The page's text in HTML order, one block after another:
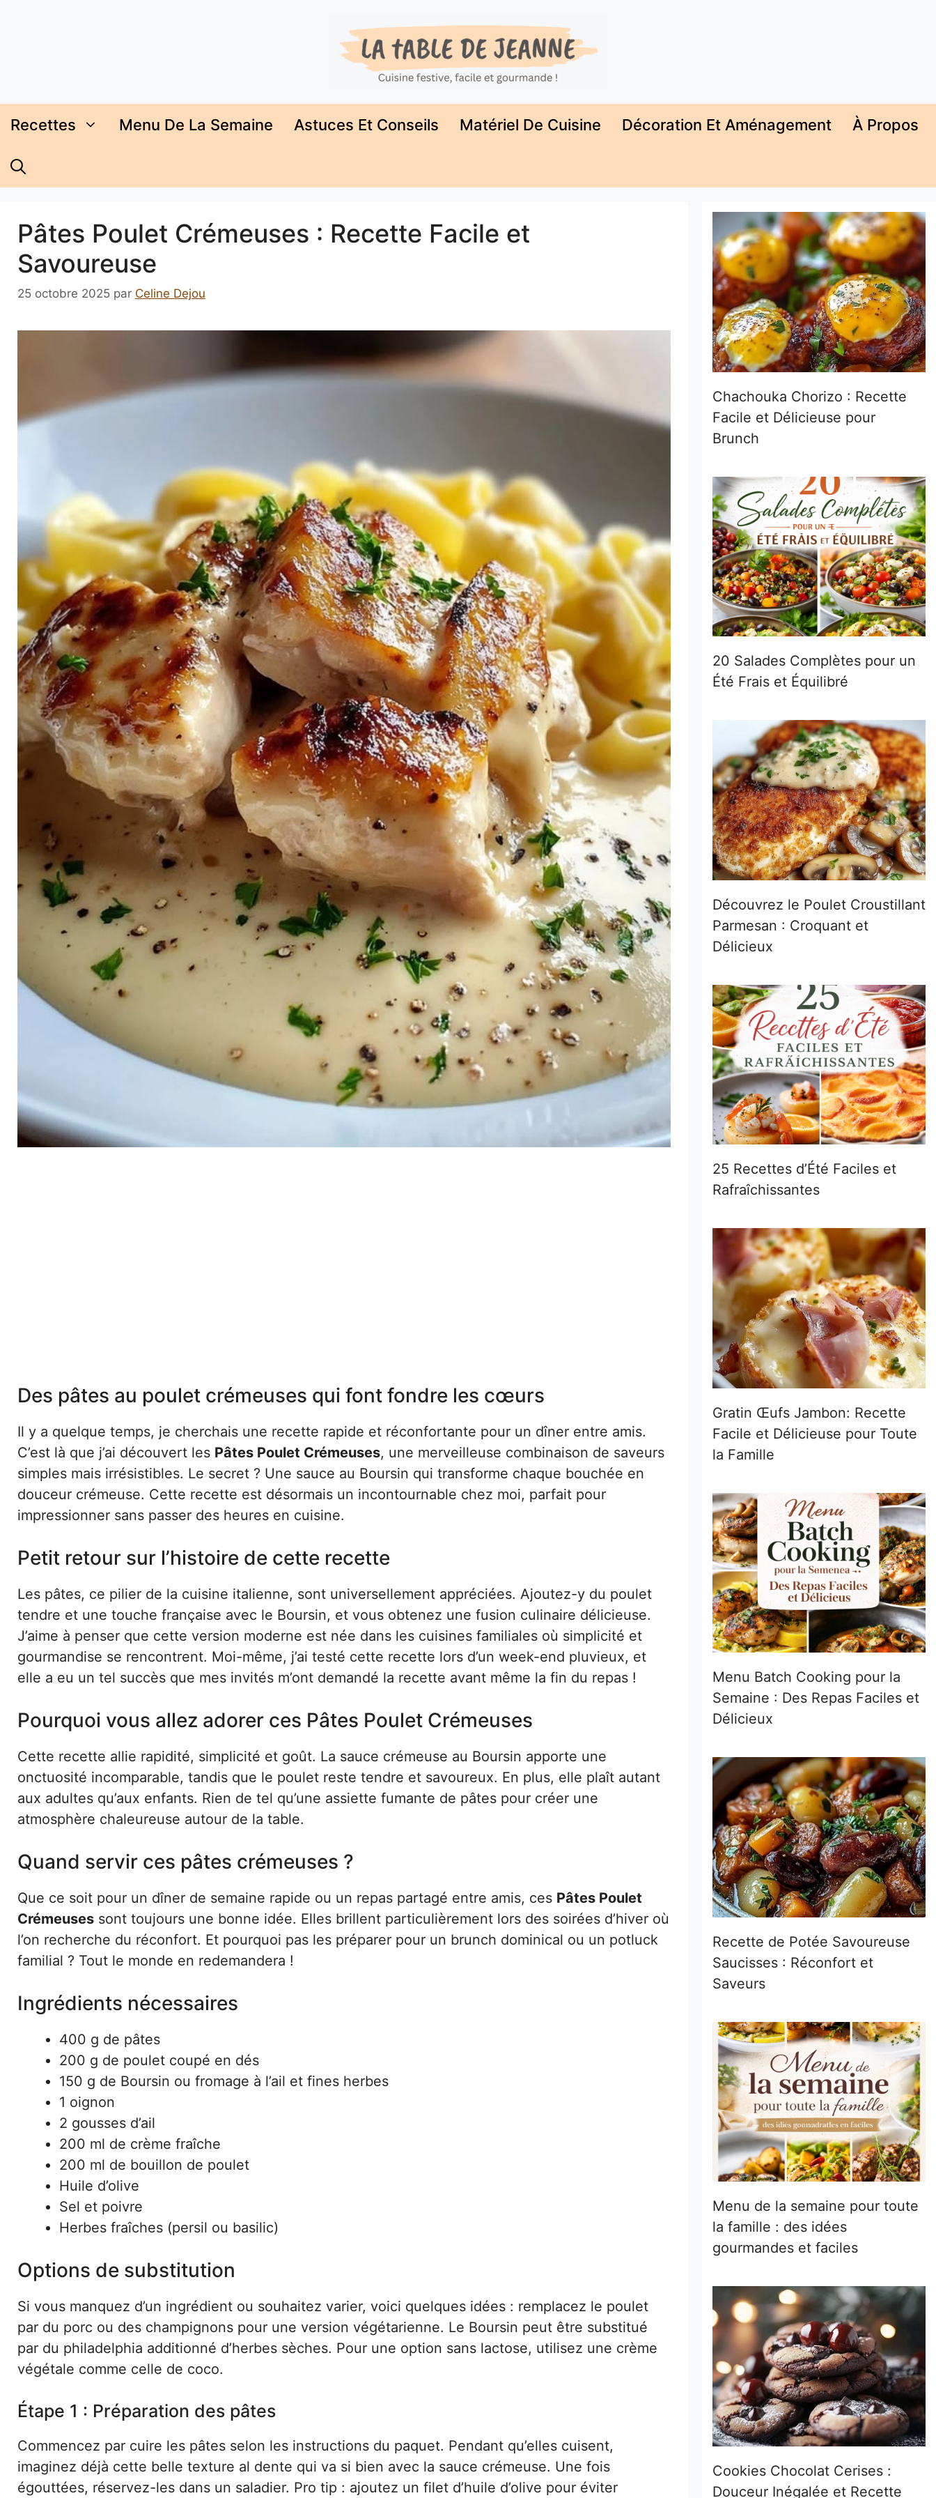
Recettes Menu De La Semaine Astuces Et Conseils Matériel De Cuisine Décoration Et Aménagement À Propos
Pâtes Poulet Crémeuses : Recette Facile et
Savoureuse
25 octobre 2025 par Celine Dejou
Des pâtes au poulet crémeuses qui font fondre les cœurs
Il y a quelque temps, je cherchais une recette rapide et réconfortante pour un dîner entre amis.
C’est là que j’ai découvert les Pâtes Poulet Crémeuses, une merveilleuse combinaison de saveurs
simples mais irrésistibles. Le secret ? Une sauce au Boursin qui transforme chaque bouchée en
douceur crémeuse. Cette recette est désormais un incontournable chez moi, parfait pour
impressionner sans passer des heures en cuisine.
Petit retour sur l’histoire de cette recette
Les pâtes, ce pilier de la cuisine italienne, sont universellement appréciées. Ajoutez-y du poulet
tendre et une touche française avec le Boursin, et vous obtenez une fusion culinaire délicieuse.
J’aime à penser que cette version moderne est née dans les cuisines familiales où simplicité et
gourmandise se rencontrent. Moi-même, j’ai testé cette recette lors d’un week-end pluvieux, et
elle a eu un tel succès que mes invités m’ont demandé la recette avant même la fin du repas !
Pourquoi vous allez adorer ces Pâtes Poulet Crémeuses
Cette recette allie rapidité, simplicité et goût. La sauce crémeuse au Boursin apporte une
onctuosité incomparable, tandis que le poulet reste tendre et savoureux. En plus, elle plaît autant
aux adultes qu’aux enfants. Rien de tel qu’une assiette fumante de pâtes pour créer une
atmosphère chaleureuse autour de la table.
Quand servir ces pâtes crémeuses ?
Que ce soit pour un dîner de semaine rapide ou un repas partagé entre amis, ces Pâtes Poulet
Crémeuses sont toujours une bonne idée. Elles brillent particulièrement lors des soirées d’hiver où
l’on recherche du réconfort. Et pourquoi pas les préparer pour un brunch dominical ou un potluck
familial ? Tout le monde en redemandera !
Ingrédients nécessaires
400 g de pâtes
200 g de poulet coupé en dés
150 g de Boursin ou fromage à l’ail et fines herbes
1 oignon
2 gousses d’ail
200 ml de crème fraîche
200 ml de bouillon de poulet
Huile d’olive
Sel et poivre
Herbes fraîches (persil ou basilic)
Options de substitution
Si vous manquez d’un ingrédient ou souhaitez varier, voici quelques idées : remplacez le poulet
par du porc ou des champignons pour une version végétarienne. Le Boursin peut être substitué
par du philadelphia additionné d’herbes sèches. Pour une option sans lactose, utilisez une crème
végétale comme celle de coco.
Étape 1 : Préparation des pâtes
Commencez par cuire les pâtes selon les instructions du paquet. Pendant qu’elles cuisent,
imaginez déjà cette belle texture al dente qui va si bien avec la sauce crémeuse. Une fois
égouttées, réservez-les dans un saladier. Pro tip : ajoutez un filet d’huile d’olive pour éviter
Chachouka Chorizo : Recette
Facile et Délicieuse pour
Brunch
20 Salades Complètes pour un
Été Frais et Équilibré
Découvrez le Poulet Croustillant
Parmesan : Croquant et
Délicieux
25 Recettes d’Été Faciles et
Rafraîchissantes
Gratin Œufs Jambon: Recette
Facile et Délicieuse pour Toute
la Famille
Menu Batch Cooking pour la
Semaine : Des Repas Faciles et
Délicieux
Recette de Potée Savoureuse
Saucisses : Réconfort et
Saveurs
Menu de la semaine pour toute
la famille : des idées
gourmandes et faciles
Cookies Chocolat Cerises :
Douceur Inégalée et Recette